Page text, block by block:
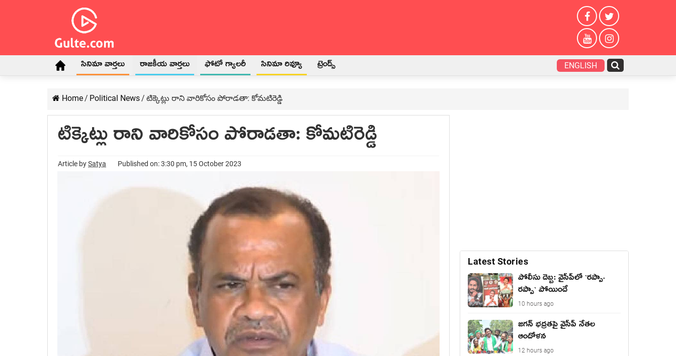
సినిమా వార్తలు రాజకీయ వార్తలు ఫోటో గ్యాలరీ సినిమా రివ్యూ ట్రెండ్స్ ENGLISH
Home/ Political News/ టిక్కెట్లు రాని వారికోసం పోరాడ‌తా: కోమ‌టిరెడ్డి
టిక్కెట్లు రాని వారికోసం పోరాడ‌తా: కోమ‌టిరెడ్డి
Article bySatya Published on: 3:30 pm, 15 October 2023
Latest Stories
పోలీసు దెబ్బ: వైసీపీలో `ర‌ప్పా-
ర‌ప్పా` పోయిందే
10 hours ago
జ‌గ‌న్ భద్రతపై వైసీపీ నేతల
ఆందోళన
12 hours ago